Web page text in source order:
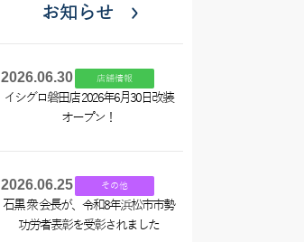
お知らせ
2026.06.30 店舗情報
イシグロ磐田店 2026年6月30日改装
オープン！
2026.06.25 その他
石黒 衆 会長が、令和8年浜松市市勢
功労者表彰を受彰されました